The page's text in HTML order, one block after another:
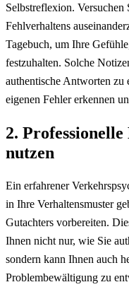
Selbstreflexion.
Fehlverhaltens
Tagebuch, um Ihre
festzuhalten. Solche
authentische Antworten zu
eigenen Fehler erkennen
2.
nutzen
Ein erfahrener
in Ihre Verhaltensmuster
Gutachters vorbereiten.
Ihnen nicht nur, wie Sie
sondern kann Ihnen auch
Problembewältigung zu